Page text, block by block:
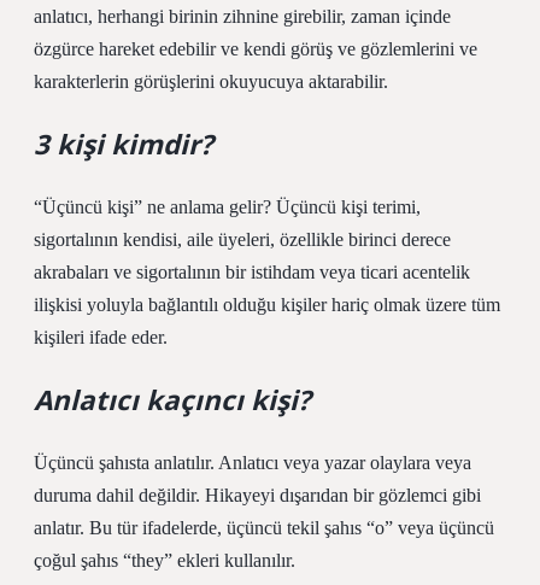
anlatıcı, herhangi birinin zihnine girebilir, zaman içinde
özgürce hareket edebilir ve kendi görüş ve gözlemlerini ve
karakterlerin görüşlerini okuyucuya aktarabilir.
3 kişi kimdir?
“Üçüncü kişi” ne anlama gelir? Üçüncü kişi terimi,
sigortalının kendisi, aile üyeleri, özellikle birinci derece
akrabaları ve sigortalının bir istihdam veya ticari acentelik
ilişkisi yoluyla bağlantılı olduğu kişiler hariç olmak üzere tüm
kişileri ifade eder.
Anlatıcı kaçıncı kişi?
Üçüncü şahısta anlatılır. Anlatıcı veya yazar olaylara veya
duruma dahil değildir. Hikayeyi dışarıdan bir gözlemci gibi
anlatır. Bu tür ifadelerde, üçüncü tekil şahıs “o” veya üçüncü
çoğul şahıs “they” ekleri kullanılır.